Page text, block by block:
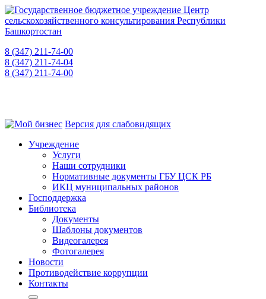
8 (347) 211-74-00
8 (347) 211-74-04
8 (347) 211-74-00
Версия для слабовидящих
Учреждение
Услуги
Наши сотрудники
Нормативные документы ГБУ ЦСК РБ
ИКЦ муниципальных районов
Господдержка
Библиотека
Документы
Шаблоны документов
Видеогалерея
Фотогалерея
Новости
Противодействие коррупции
Контакты